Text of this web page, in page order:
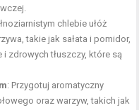
chlebie ułóż
takie jak sałata i pomidor,
zdrowych tłuszczy, które są
: Przygotuj aromatyczny
oraz warzyw, takich jak